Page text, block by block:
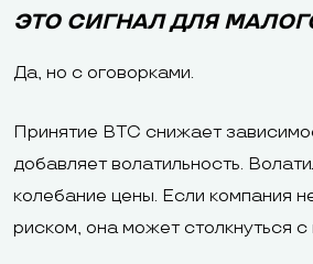
ЭТО СИГНАЛ ДЛЯ
Да, но с оговорками.
Принятие BTC снижает
добавляет волатильность.
колебание цены. Если компания
риском, она может столкнуться